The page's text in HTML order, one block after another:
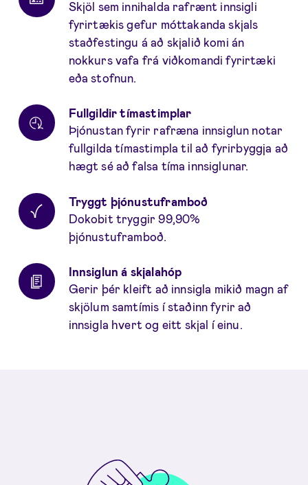
Skjöl sem innihalda rafrænt innsigli
fyrirtækis gefur móttakanda skjals
staðfestingu á að skjalið komi án
nokkurs vafa frá viðkomandi fyrirtæki
eða stofnun.
Fullgildir tímastimplar
Þjónustan fyrir rafræna innsiglun notar
fullgilda tímastimpla til að fyrirbyggja að
hægt sé að falsa tíma innsiglunar.
Tryggt þjónustuframboð
Dokobit tryggir 99,90%
þjónustuframboð.
Innsiglun á skjalahóp
Gerir þér kleift að innsigla mikið magn af
skjölum samtímis í staðinn fyrir að
innsigla hvert og eitt skjal í einu.